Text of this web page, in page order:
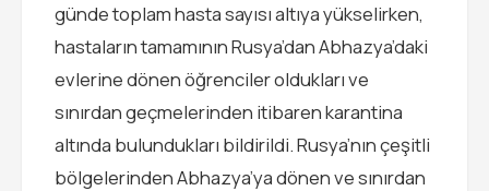
günde toplam hasta sayısı altıya yükselirken,
hastaların tamamının Rusya’dan Abhazya’daki
evlerine dönen öğrenciler oldukları ve
sınırdan geçmelerinden itibaren karantina
altında bulundukları bildirildi. Rusya’nın çeşitli
bölgelerinden Abhazya’ya dönen ve sınırdan